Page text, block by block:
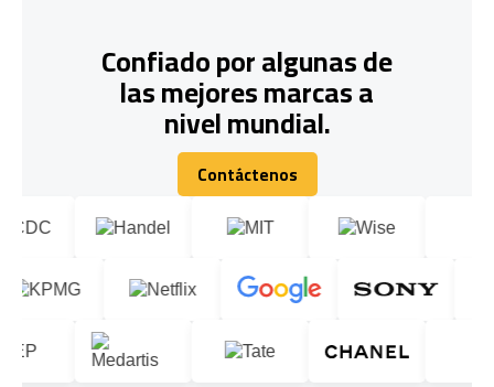
Confiado por algunas de
las mejores marcas a
nivel mundial.
Contáctenos
Contáctenos